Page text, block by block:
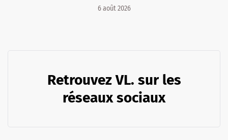
6 août 2026
Retrouvez VL. sur les
réseaux sociaux